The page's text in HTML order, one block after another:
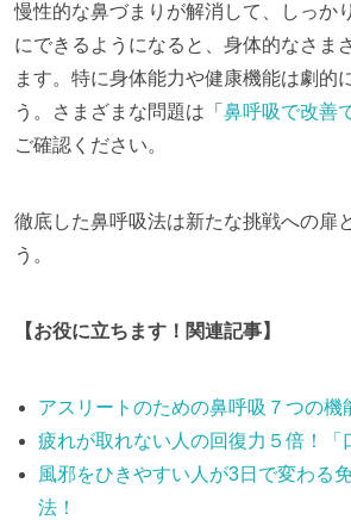
慢性的な鼻づまりが解消して、しっか
にできるようになると、身体的なさま
ます。特に身体能力や健康機能は劇的
う。さまざまな問題は「 鼻呼吸で改善
ご確認ください。
徹底した鼻呼吸法は新たな挑戦への扉
う。
【お役に立ちます！関連記事】
アスリートのための鼻呼吸７つの機
疲れが取れない人の回復力５倍！「
風邪をひきやすい人が3日で変わる
法！